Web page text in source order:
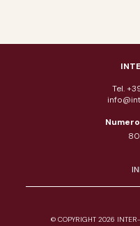
Tel.
© COPYRIGHT 2026